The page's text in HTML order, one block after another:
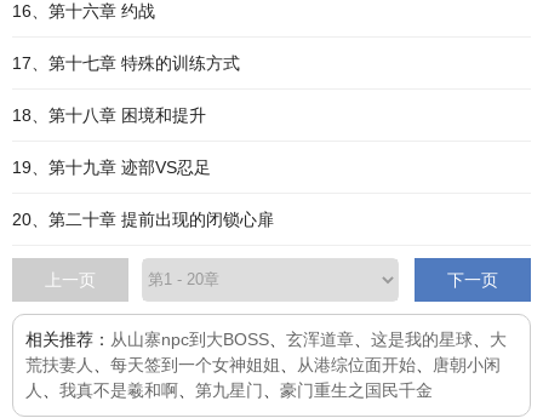
16、第十六章 约战
17、第十七章 特殊的训练方式
18、第十八章 困境和提升
19、第十九章 迹部VS忍足
20、第二十章 提前出现的闭锁心扉
上一页 下一页
相关推荐： 从山寨npc到大BOSS 玄浑道章 这是我的星球
大
荒扶妻人
每天签到一个女神姐姐 从港综位面开始
唐朝小闲
人
我真不是羲和啊 第九星门 豪门重生之国民千金